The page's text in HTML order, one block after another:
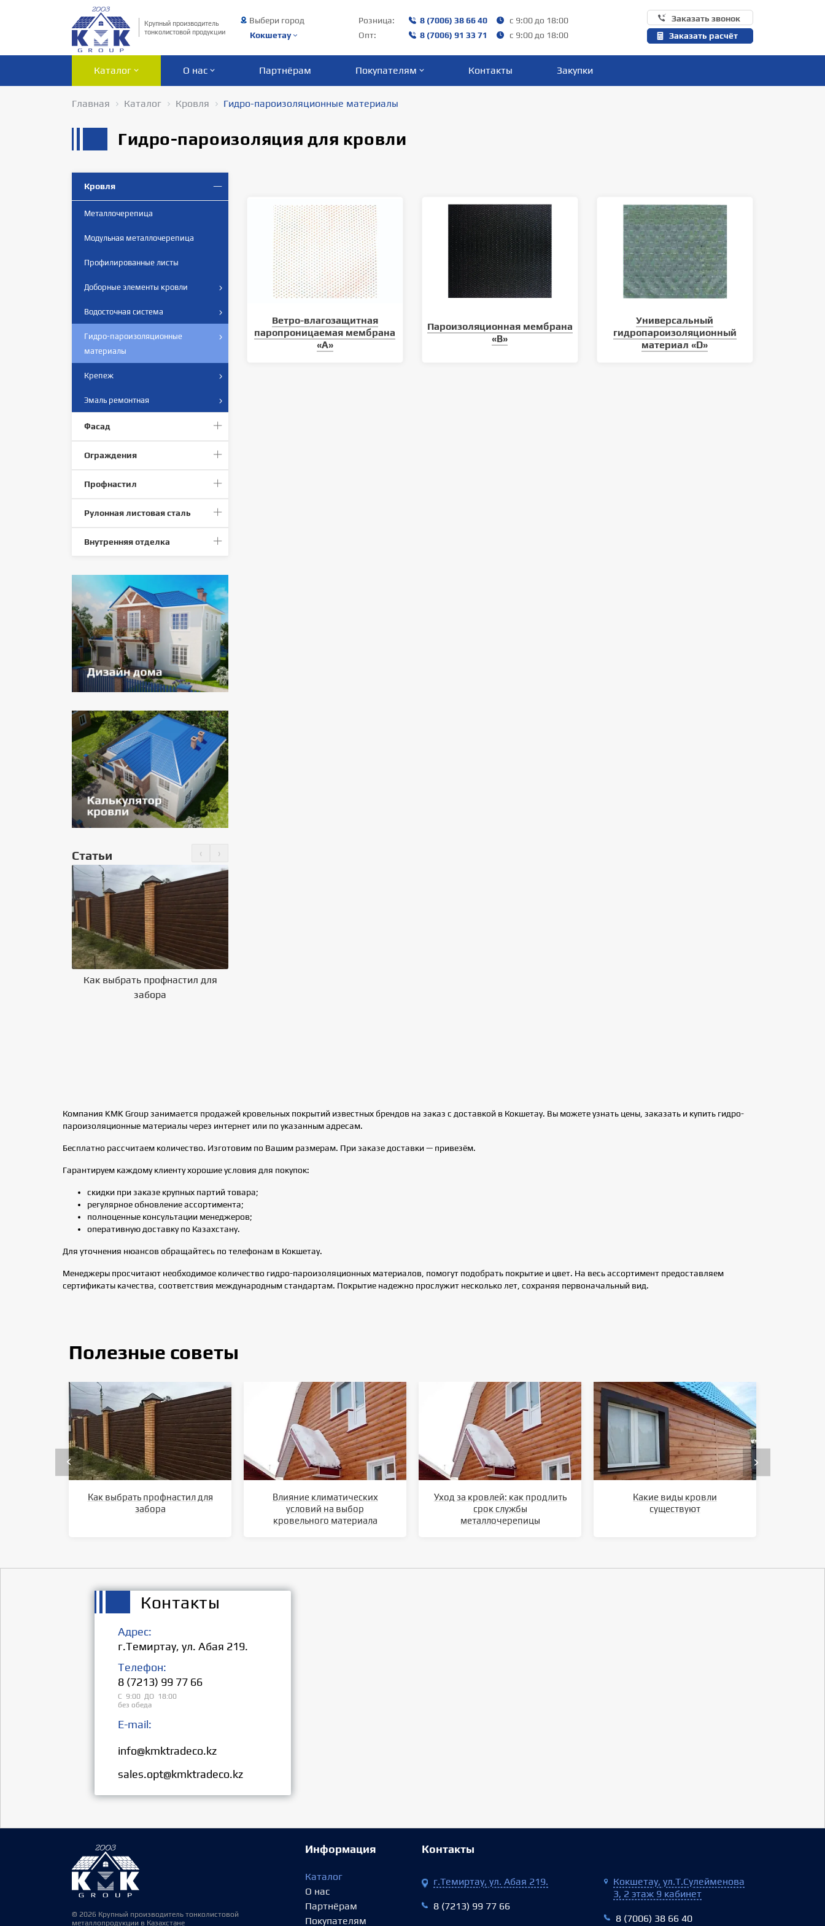
Крупный производитель
тонколистовой продукции
Выбери город
Кокшетау
Розница: 8 (7006) 38 66 40‬
с 9:00 до 18:00
Опт:
8 (7006) 91 33 71 с 9:00 до 18:00
Заказать звонок
Заказать расчёт
Каталог О нас Партнёрам Покупателям Контакты Закупки
Главная Каталог Кровля Гидро-пароизоляционные материалы
Гидро-пароизоляция для кровли
Кровля
Металлочерепица
Модульная металлочерепица
Профилированные листы
Доборные элементы кровли
Водосточная система
Гидро-пароизоляционные
материалы
Крепеж
Эмаль ремонтная
Фасад
Ограждения
Профнастил
Рулонная листовая сталь
Внутренняя отделка
Статьи ‹ ›
Как выбрать профнастил для
забора
Ветро-влагозащитная
паропроницаемая мембрана
«A»
Пароизоляционная мембрана
«B»
Универсальный
гидропароизоляционный
материал «D»
Компания KMK Group занимается продажей кровельных покрытий известных брендов на заказ с доставкой в Кокшетау. Вы можете узнать цены, заказать и купить гидро-
пароизоляционные материалы через интернет или по указанным адресам.
Бесплатно рассчитаем количество. Изготовим по Вашим размерам. При заказе доставки — привезём.
Гарантируем каждому клиенту хорошие условия для покупок:
скидки при заказе крупных партий товара;
регулярное обновление ассортимента;
полноценные консультации менеджеров;
оперативную доставку по Казахстану.
Для уточнения нюансов обращайтесь по телефонам в Кокшетау.
Менеджеры просчитают необходимое количество гидро-пароизоляционных материалов, помогут подобрать покрытие и цвет. На весь ассортимент предоставляем
сертификаты качества, соответствия международным стандартам. Покрытие надежно прослужит несколько лет, сохраняя первоначальный вид.
Полезные советы
Как выбрать профнастил для
забора
Влияние климатических
условий на выбор
кровельного материала
Уход за кровлей: как продлить
срок службы
металлочерепицы
Какие виды кровли
существуют
Контакты
Адрес:
г.Темиртау, ул. Абая 219.
Телефон:
8 (7213) 99 77 66
С 9:00 ДО 18:00
без обеда
E-mail:
info@kmktradeco.kz
sales.opt@kmktradeco.kz
© 2026 Крупный производитель тонколистовой
металлопродукции в Казахстане
Информация
Каталог
О нас
Партнёрам
Покупателям
Контакты
г.Темиртау, ул. Абая 219.
8 (7213) 99 77 66
Кокшетау, ул.Т.Сулейменова
3, 2 этаж 9 кабинет
8 (7006) 38 66 40‬